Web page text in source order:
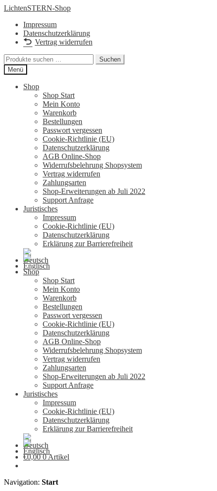
Zur
springen
Zum
springen
LichtenSTERN-Shop
Impressum
Datenschutzerklärung
Vertrag widerrufen
Suchen
nach:
Suchen
Menü
Shop
Shop Start
Mein Konto
Warenkorb
Bestellungen
Passwort vergessen
Cookie-Richtlinie (EU)
Datenschutzerklärung
AGB Online-Shop
Widerrufsbelehrung Shopsystem
Vertrag widerrufen
Zahlungsarten
Shop-Erweiterungen ab Juli 2022
Support Anfrage
Juristisches
Impressum
Cookie-Richtlinie (EU)
Datenschutzerklärung
Erklärung zur Barrierefreiheit
Shop
Shop Start
Mein Konto
Warenkorb
Bestellungen
Passwort vergessen
Cookie-Richtlinie (EU)
Datenschutzerklärung
AGB Online-Shop
Widerrufsbelehrung Shopsystem
Vertrag widerrufen
Zahlungsarten
Shop-Erweiterungen ab Juli 2022
Support Anfrage
Juristisches
Impressum
Cookie-Richtlinie (EU)
Datenschutzerklärung
Erklärung zur Barrierefreiheit
€0,00 0 Artikel
Navigation: Start